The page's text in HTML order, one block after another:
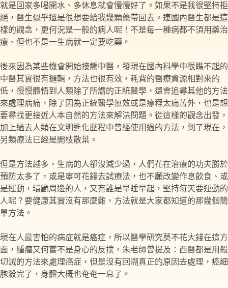
就是回家多喝開水、多休息就會慢慢好了。如果不是我很堅持拒
絕，醫生似乎還是很想要給我幾顆藥帶回去。連國內醫生都是這
樣的觀念，更何況是一般的病人呢！不是每一種病都不須用藥治
療、但也不是一生病就一定要吃藥。
後來因為某些機會開始接觸中醫，發現在國內科學中很瞧不起的
中醫其實很有邏輯，方法也很有效，耗費的醫療資源相對來的
低，慢慢體悟到人類除了所謂的正統醫學，還會追尋其他的方法
來處理病痛，除了因為正統醫學無效或是療程太痛苦外，也是想
要尋找更接近人本自然的方法來解決問題。從這樣的觀念出發，
加上過去人類在文明進化歷程中曾經使用過的方法，到了現在，
另類療法已經是開枝散葉。
但是方法越多，生病的人卻沒減少過，人們花在治療的功夫勝於
預防太多了，或是寧可花錢去試療法，也不願改變作息飲食、或
是運動，環顧周邊的人，又有誰是早睡早起，堅持每天要運動的
人呢？要健康其實沒有那麼難，方法就是大家都知道的那幾個簡
單方法。
現在人最害怕的病症就是癌症，所以醫學研究莫不花大錢在這方
面，腫瘤又何嘗不是身心的反撲，朱老師曾提及：西醫都是用殺
切滅的方法來處理癌症，但是沒有回溯真正的原因去處理，癌細
胞殺完了，身體大概也奄奄一息了。